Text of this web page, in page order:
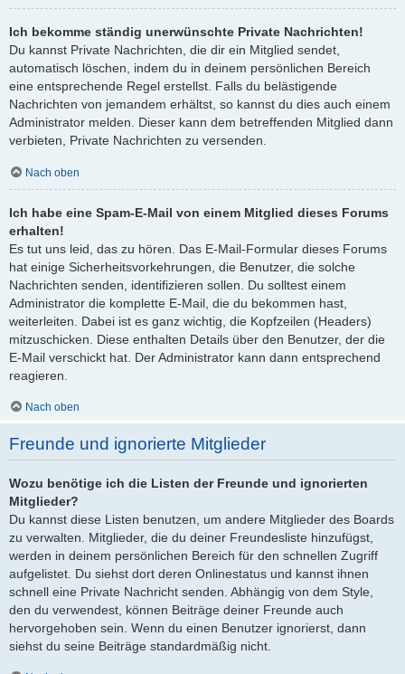
Ich bekomme ständig unerwünschte Private Nachrichten!
Du kannst Private Nachrichten, die dir ein Mitglied sendet,
automatisch löschen, indem du in deinem persönlichen Bereich
eine entsprechende Regel erstellst. Falls du belästigende
Nachrichten von jemandem erhältst, so kannst du dies auch einem
Administrator melden. Dieser kann dem betreffenden Mitglied dann
verbieten, Private Nachrichten zu versenden.
Nach oben
Ich habe eine Spam-E-Mail von einem Mitglied dieses Forums
erhalten!
Es tut uns leid, das zu hören. Das E-Mail-Formular dieses Forums
hat einige Sicherheitsvorkehrungen, die Benutzer, die solche
Nachrichten senden, identifizieren sollen. Du solltest einem
Administrator die komplette E-Mail, die du bekommen hast,
weiterleiten. Dabei ist es ganz wichtig, die Kopfzeilen (Headers)
mitzuschicken. Diese enthalten Details über den Benutzer, der die
E-Mail verschickt hat. Der Administrator kann dann entsprechend
reagieren.
Nach oben
Freunde und ignorierte Mitglieder
Wozu benötige ich die Listen der Freunde und ignorierten
Mitglieder?
Du kannst diese Listen benutzen, um andere Mitglieder des Boards
zu verwalten. Mitglieder, die du deiner Freundesliste hinzufügst,
werden in deinem persönlichen Bereich für den schnellen Zugriff
aufgelistet. Du siehst dort deren Onlinestatus und kannst ihnen
schnell eine Private Nachricht senden. Abhängig von dem Style,
den du verwendest, können Beiträge deiner Freunde auch
hervorgehoben sein. Wenn du einen Benutzer ignorierst, dann
siehst du seine Beiträge standardmäßig nicht.